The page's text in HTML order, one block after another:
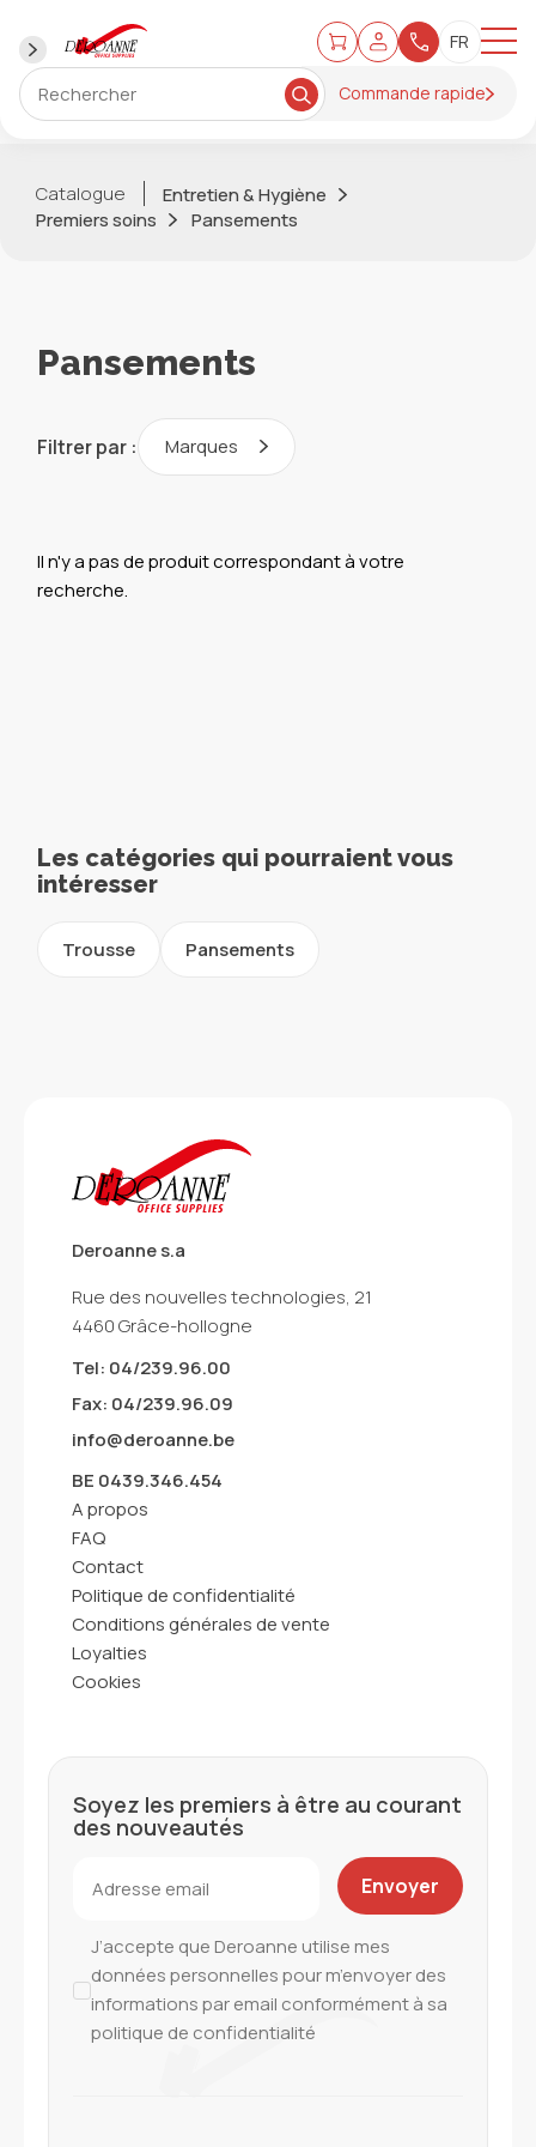
Commande rapide
Catalogue
Entretien & Hygiène
Premiers soins
Pansements
Pansements
Filtrer par : Marques
Il n'y a pas de produit correspondant à votre
recherche.
Les catégories qui pourraient vous
intéresser
Trousse Pansements
Deroanne s.a
Rue des nouvelles technologies, 21
4460 Grâce-hollogne
Tel: 04/239.96.00
Fax: 04/239.96.09
info@deroanne.be
BE 0439.346.454
A propos
FAQ
Contact
Politique de confidentialité
Conditions générales de vente
Loyalties
Cookies
Soyez les premiers à être au courant
des nouveautés
J’accepte que Deroanne utilise mes
données personnelles pour m’envoyer des
informations par email conformément à sa
politique de confidentialité